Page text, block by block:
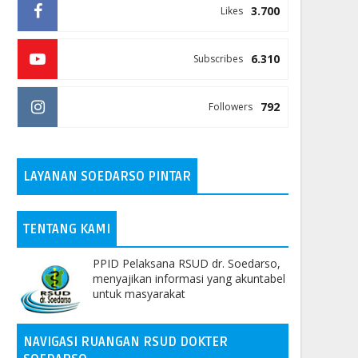
3.700
Likes
6.310
Subscribes
792
Followers
LAYANAN SOEDARSO PINTAR
TENTANG KAMI
PPID Pelaksana RSUD dr. Soedarso,
menyajikan informasi yang akuntabel
untuk masyarakat
NAVIGASI RUANGAN RSUD DOKTER